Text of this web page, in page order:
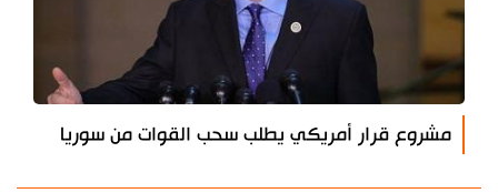
مشروع قرار أمريكي يطلب سحب القوات من سوريا